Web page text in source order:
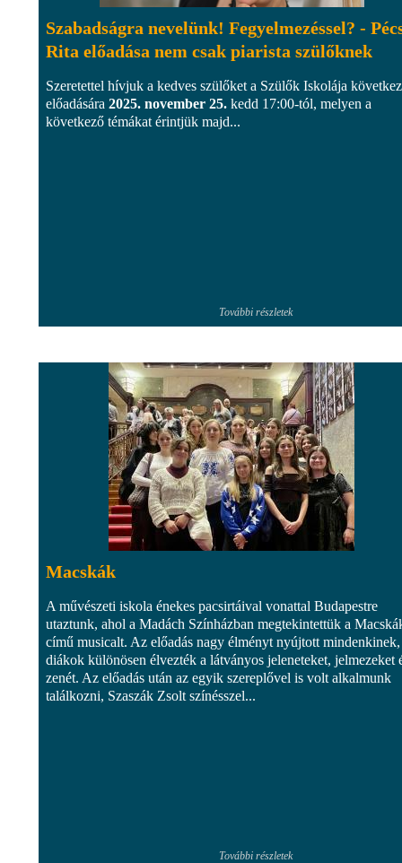
Szabadságra nevelünk! Fegyelmezéssel? -
Rita előadása nem csak piarista szülőknek
Szeretettel hívjuk a kedves szülőket a Szülők Iskolája
előadására 2025. november 25. kedd 17:00-tól, melyen a
következő témákat érintjük majd...
További részletek
Macskák
A művészeti iskola énekes pacsirtáival vonattal Budapestre
utaztunk, ahol a Madách Színházban megtekintettük a
című musicalt. Az előadás nagy élményt nyújtott mindenkinek,
diákok különösen élvezték a látványos jeleneteket, jelmezeket
zenét. Az előadás után az egyik szereplővel is volt alkalmunk
találkozni, Szaszák Zsolt színésszel...
További részletek